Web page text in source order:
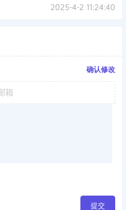
2025-4-2 11:24:40
确认修改
提交